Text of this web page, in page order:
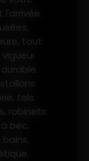
l'arrivée
tout
tels
robinets
bec,